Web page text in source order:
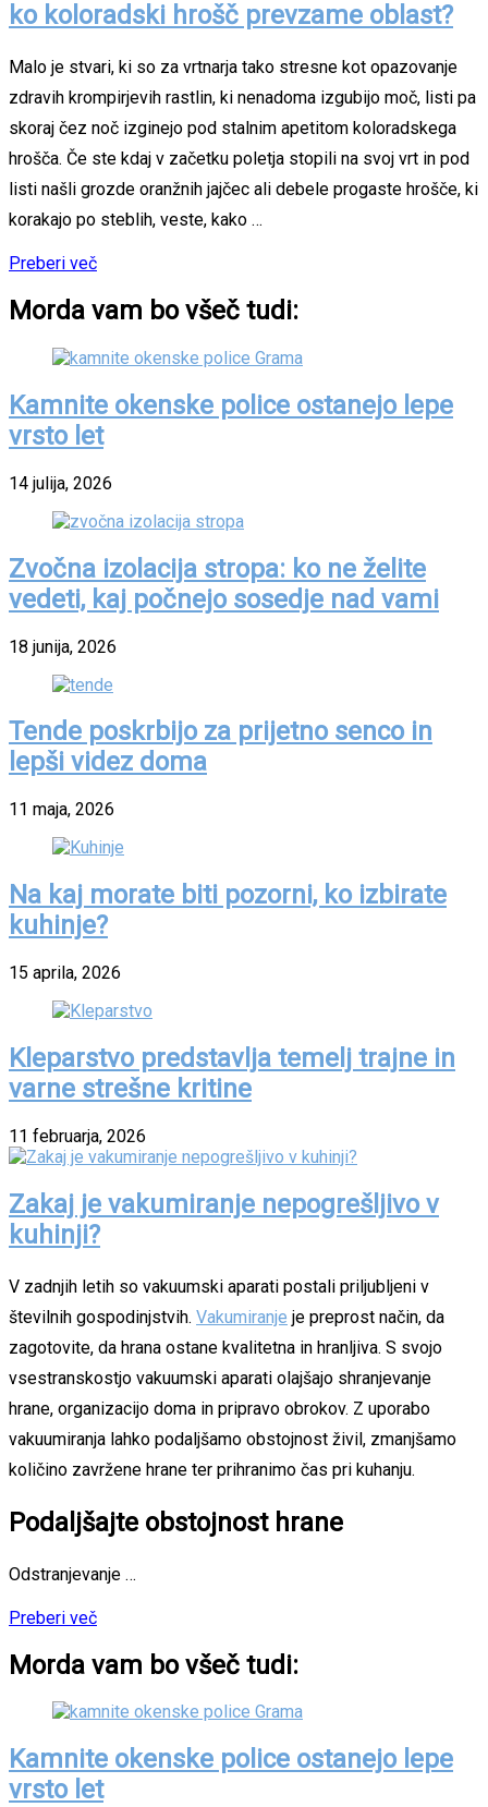
ko koloradski hrošč prevzame oblast?
Malo je stvari, ki so za vrtnarja tako stresne kot opazovanje
zdravih krompirjevih rastlin, ki nenadoma izgubijo moč, listi pa
skoraj čez noč izginejo pod stalnim apetitom koloradskega
hrošča. Če ste kdaj v začetku poletja stopili na svoj vrt in pod
listi našli grozde oranžnih jajčec ali debele progaste hrošče, ki
korakajo po steblih, veste, kako …
Preberi več
Morda vam bo všeč tudi:
Kamnite okenske police ostanejo lepe
vrsto let
14 julija, 2026
Zvočna izolacija stropa: ko ne želite
vedeti, kaj počnejo sosedje nad vami
18 junija, 2026
Tende poskrbijo za prijetno senco in
lepši videz doma
11 maja, 2026
Na kaj morate biti pozorni, ko izbirate
kuhinje?
15 aprila, 2026
Kleparstvo predstavlja temelj trajne in
varne strešne kritine
11 februarja, 2026
Zakaj je vakumiranje nepogrešljivo v
kuhinji?
V zadnjih letih so vakuumski aparati postali priljubljeni v
številnih gospodinjstvih. Vakumiranje je preprost način, da
zagotovite, da hrana ostane kvalitetna in hranljiva. S svojo
vsestranskostjo vakuumski aparati olajšajo shranjevanje
hrane, organizacijo doma in pripravo obrokov. Z uporabo
vakuumiranja lahko podaljšamo obstojnost živil, zmanjšamo
količino zavržene hrane ter prihranimo čas pri kuhanju.
Podaljšajte obstojnost hrane
Odstranjevanje …
Preberi več
Morda vam bo všeč tudi:
Kamnite okenske police ostanejo lepe
vrsto let